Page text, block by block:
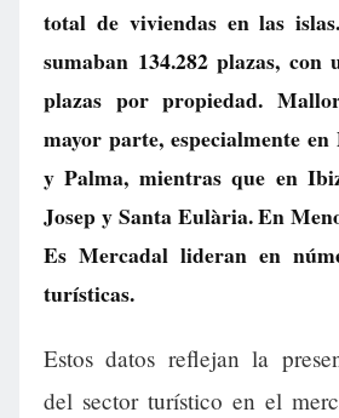
total de viviendas en las
sumaban 134.282 plazas, con
plazas por propiedad.
mayor parte, especialmente
y Palma, mientras que en
Josep y Santa Eulària. En
Es Mercadal lideran en
turísticas.
Estos datos reflejan la
del sector turístico en el